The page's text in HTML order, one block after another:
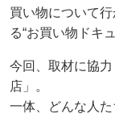
買い物について
る“お買い物ドキ
今回、取材に協
店」。
一体、どんな人た